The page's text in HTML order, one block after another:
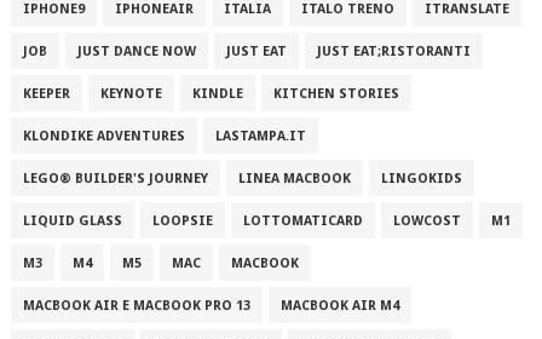
IPHONE9 IPHONEAIR ITALIA ITALO TRENO ITRANSLATE
JOB JUST DANCE NOW JUST EAT JUST EAT;RISTORANTI
KEEPER KEYNOTE KINDLE KITCHEN STORIES
KLONDIKE ADVENTURES LASTAMPA.IT
LEGO® BUILDER'S JOURNEY LINEA MACBOOK LINGOKIDS
LIQUID GLASS LOOPSIE LOTTOMATICARD LOWCOST M1
M3 M4 M5 MAC MACBOOK
MACBOOK AIR E MACBOOK PRO 13 MACBOOK AIR M4